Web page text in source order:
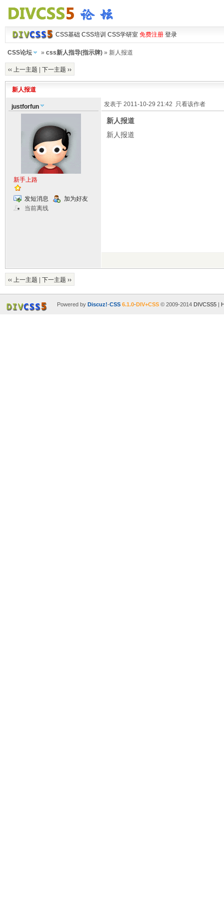
CSS基础 CSS培训 CSS学研室 免费注册 登录
CSS论坛 » css新人指导(指示牌)» 新人报道
‹‹ 上一主题 下一主题 ››
新人报道
justforfun
新手上路
发短消息
加为好友
当前离线
发表于 2011-10-29 21:42 只看该作者
新人报道
新人报道
‹‹ 上一主题 下一主题 ››
Powered by Discuz!-CSS 6.1.0-DIV+CSS© 2009-2014 DIVCSS5|